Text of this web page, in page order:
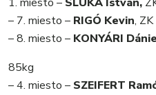
1. miesto – SLUKA István,
– 7. miesto – RIGÓ Kevin,
– 8. miesto – KONYÁRI
85kg
– 4. miesto – SZEIFERT